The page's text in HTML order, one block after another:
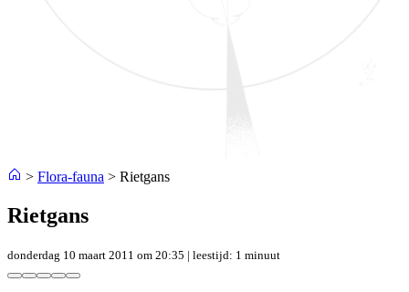
> Flora-fauna > Rietgans
Rietgans
donderdag 10 maart 2011 om 20:35 | leestijd: 1 minuut